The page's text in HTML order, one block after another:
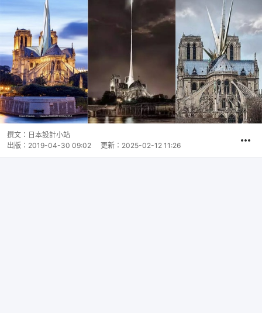
撰文： 日本設計小站
出版： 2019-04-30 09:02 更新： 2025-02-12 11:26